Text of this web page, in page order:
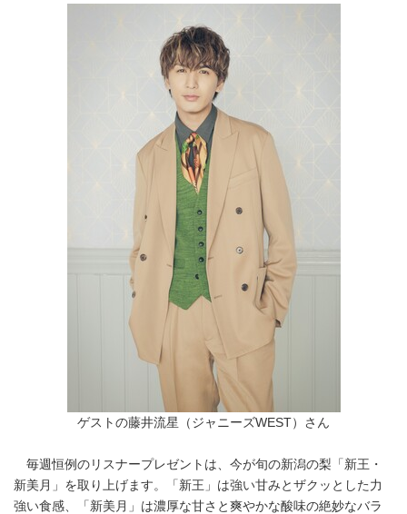
ゲストの藤井流星（ジャニーズWEST）さん
毎週恒例のリスナープレゼントは、今が旬の新潟の梨「新王・
新美月」を取り上げます。「新王」は強い甘みとザクッとした力
強い食感、「新美月」は濃厚な甘さと爽やかな酸味の絶妙なバラ